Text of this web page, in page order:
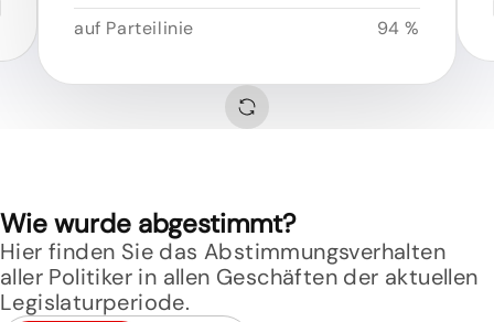
auf Parteilinie
94 %
Wie wurde abgestimmt?
Hier finden Sie das Abstimmungsverhalten
aller Politiker in allen Geschäften der aktuellen
Legislaturperiode.